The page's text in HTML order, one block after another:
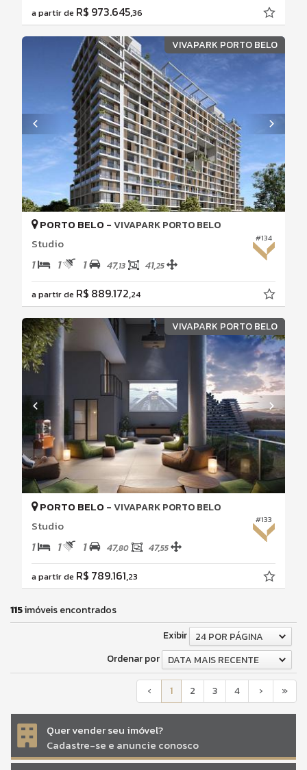
a partir de R$ 973.645,36
VIVAPARK PORTO BELO
#134
PORTO BELO -VIVAPARK PORTO BELO
Studio
1 1 1 47,13 41,25
a partir de R$ 889.172,24
VIVAPARK PORTO BELO
#133
PORTO BELO -VIVAPARK PORTO BELO
Studio
1 1 1 47,80 47,55
a partir de R$ 789.161,23
115imóveis encontrados
Exibir
24 POR PÁGINA
Ordenar por
DATA MAIS RECENTE
‹ 1 2 3 4 › »
Quer vender seu imóvel?
Cadastre-se e anuncie conosco